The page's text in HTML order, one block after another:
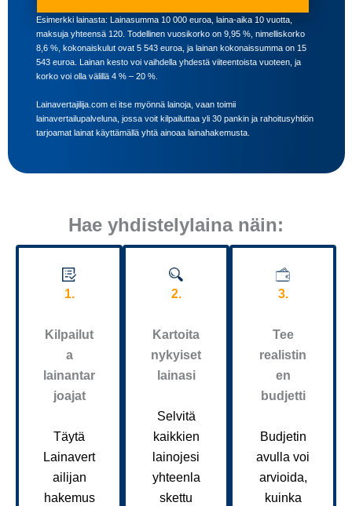
Esimerkki lainasta: Lainasumma 10 000 euroa, laina-aika 10 vuotta,
maksuja yhteensä 120. Todellinen vuosikorko on 9,95 %, nimelliskorko
8,6 %, kokonaiskulut ovat 5 543 euroa, ja lainan kokonaissumma on 15
543 euroa. Lainan kesto voi vaihdella yhdestä viiteentoista vuoteen, ja
korko voi olla välillä 4 % – 20 %.
Lainavertajilija.com ei itse myönnä lainoja, vaan toimii
lainavertailupalveluna, jossa voit kilpailuttaa yli 30 pankin ja rahoitusyhtiön
tarjoamat lainat käyttämällä yhtä ainoaa lainahakemusta.
Hae yhdistelylaina näin:
3.
Tee
realistin
en
budjetti
Budjetin
avulla voi
arvioida,
kuinka
2.
Kartoita
nykyiset
lainasi
Selvitä
kaikkien
lainojesi
yhteenla
skettu
1.
Kilpailut
a
lainantar
joajat
Täytä
Lainavert
ailijan
hakemus